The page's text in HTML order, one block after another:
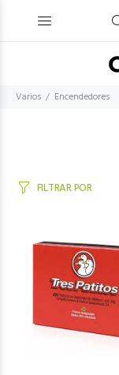
Varios Encendedores
FILTRAR POR